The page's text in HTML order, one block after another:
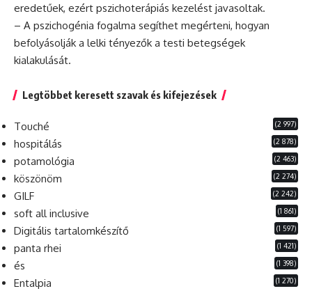
eredetűek, ezért pszichoterápiás kezelést javasoltak.
– A pszichogénia fogalma segíthet megérteni, hogyan
befolyásolják a lelki tényezők a testi betegségek
kialakulását.
Legtöbbet keresett szavak és kifejezések
Touché (2 997)
hospitálás (2 878)
potamológia (2 463)
köszönöm (2 274)
GILF (2 242)
soft all inclusive (1 861)
Digitális tartalomkészítő (1 597)
panta rhei (1 421)
és (1 398)
Entalpia (1 270)